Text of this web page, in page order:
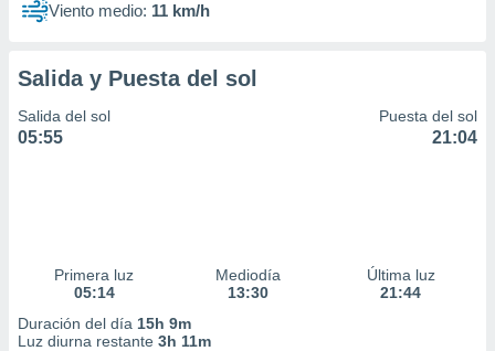
Viento medio: 11 km/h
Salida y Puesta del sol
Salida del sol
05:55
Puesta del sol
21:04
Primera luz
05:14
Mediodía
13:30
Última luz
21:44
Duración del día 15h 9m
Luz diurna restante 3h 11m